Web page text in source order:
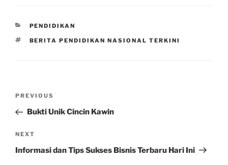
CATEGORIES
PENDIDIKAN
TAGS
BERITA PENDIDIKAN NASIONAL TERKINI
Previous
Post
PREVIOUS
Bukti Unik Cincin Kawin
Next
Post
NEXT
Informasi dan Tips Sukses Bisnis Terbaru Hari Ini